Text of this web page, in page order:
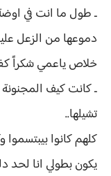
ـ طول ما انت في
دموعها من الزعل
خلاص ياعمي شكراً
ـ كانت كيف
تشيلها..
كلهم كانوا
يكون بطولي انا